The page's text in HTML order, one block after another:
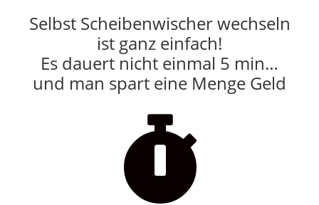
Selbst Scheibenwischer wechseln
ist ganz einfach!
Es dauert nicht einmal 5 min…
und man spart eine Menge Geld
